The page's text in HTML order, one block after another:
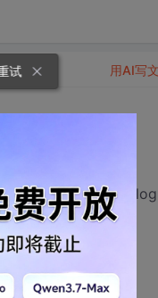
一个 D:/temp/
用AI写
试